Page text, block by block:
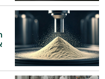
ויטמינים
לספורטאים
טסטוסטרון
הנמכרים